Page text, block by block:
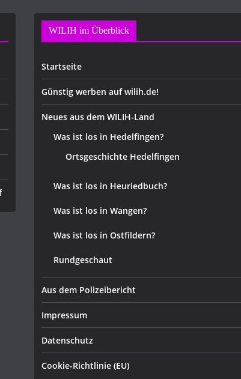
WILIH im Überblick
Startseite
Günstig werben auf wilih.de!
Neues aus dem WILIH-Land
Was ist los in Hedelfingen?
Ortsgeschichte Hedelfingen
Was ist los in Heuriedbuch?
Was ist los in Wangen?
Was ist los in Ostfildern?
Rundgeschaut
Aus dem Polizeibericht
Impressum
Datenschutz
Cookie-Richtlinie (EU)